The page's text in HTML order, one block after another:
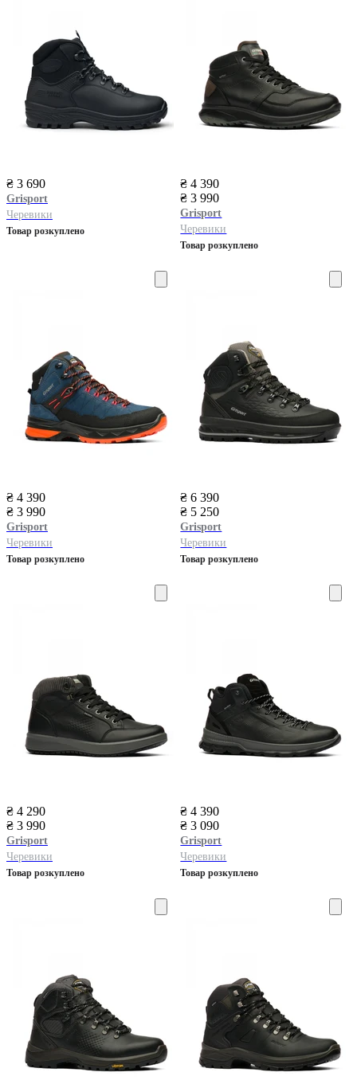
₴ 3 690
Grisport
Черевики
Товар розкуплено
₴ 4 390
₴ 3 990
Grisport
Черевики
Товар розкуплено
₴ 4 390
₴ 3 990
Grisport
Черевики
Товар розкуплено
₴ 6 390
₴ 5 250
Grisport
Черевики
Товар розкуплено
₴ 4 290
₴ 3 990
Grisport
Черевики
Товар розкуплено
₴ 4 390
₴ 3 090
Grisport
Черевики
Товар розкуплено